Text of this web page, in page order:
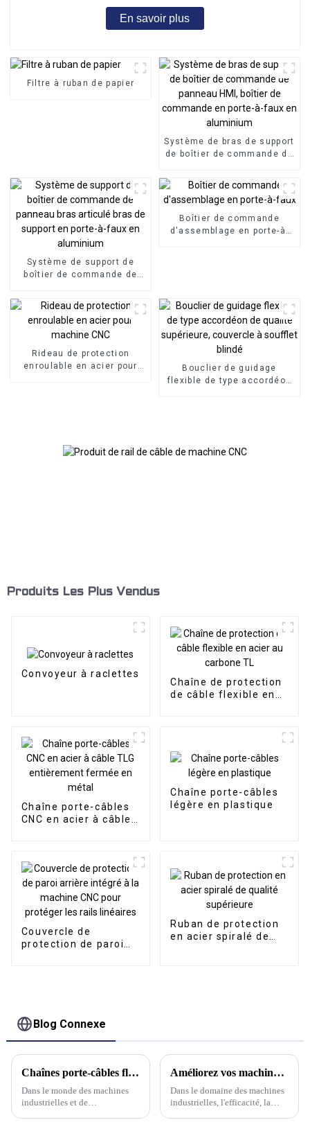
En savoir plus
Filtre à ruban de papier
Système de bras de support
de boîtier de commande de
commande en porte-à-faux
en aluminium
Système de support de
boîtier de commande de
de support en porte-à-faux
en aluminium
Boîtier de commande
d'assemblage en porte-à-
Rideau de protection
enroulable en acier pour
Bouclier de guidage
flexible de type accordéon
Produits Les Plus Vendus
Convoyeur à raclettes
Chaîne de protection
de câble flexible en
Chaîne porte-câbles
CNC en acier à câble
Chaîne porte-câbles
légère en plastique
Couvercle de
protection de paroi
Ruban de protection
en acier spiralé de
Blog Connexe
Chaînes porte-câbles flexibles : le meilleur choix pour la sécurité des câbles
Dans le monde des machines
industrielles et de
Améliorez vos machines avec la série de chaînes porte-câbles en acier de Kwlid
Dans le domaine des machines
industrielles, l'efficacité, la